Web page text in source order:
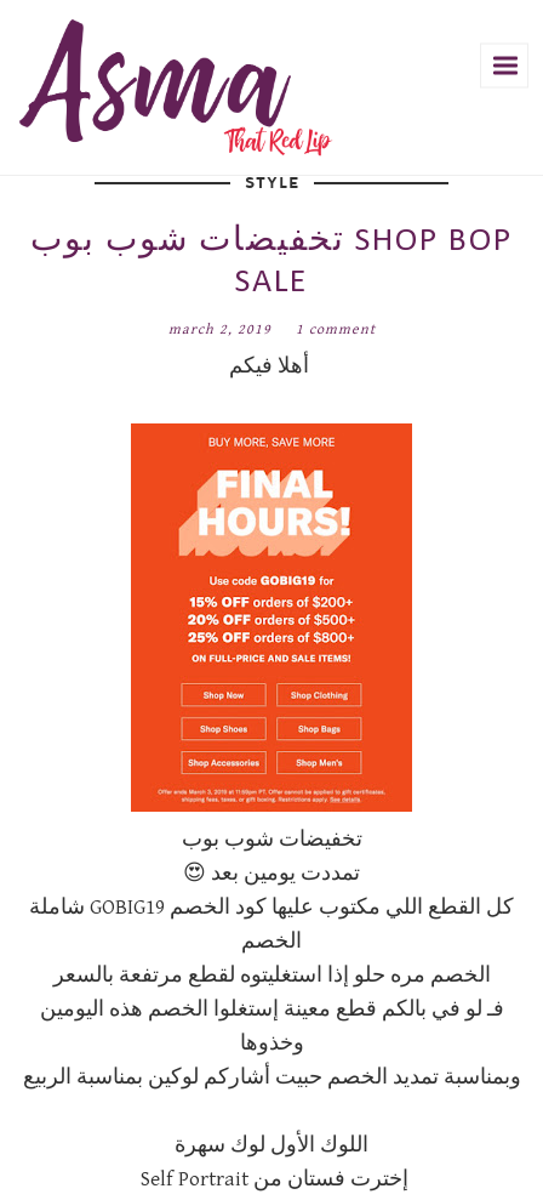
STYLE
تخفيضات شوب بوب SHOP BOP
SALE
march 2, 2019 1 comment
تخفيضات شوب بوب
تمددت يومين بعد 😍
كل القطع اللي مكتوب عليها كود الخصم GOBIG19 شاملة
الخصم
الخصم مره حلو إذا استغليتوه لقطع مرتفعة بالسعر
فـ لو في بالكم قطع معينة إستغلوا الخصم هذه اليومين
وخذوها
وبمناسبة تمديد الخصم حبيت أشاركم لوكين بمناسبة الربيع
اللوك الأول لوك سهرة
إخترت فستان من Self Portrait